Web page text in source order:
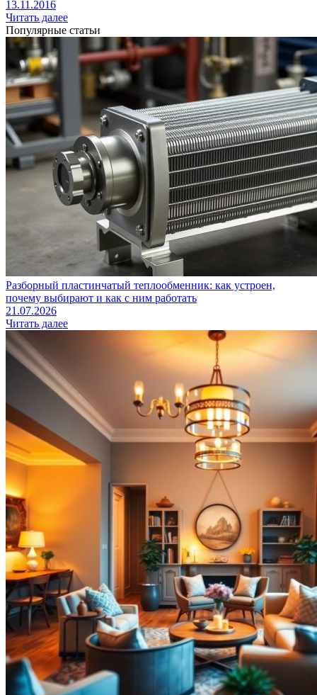
13.11.2016
Читать далее
Популярные статьи
Разборный пластинчатый теплообменник: как устроен,
почему выбирают и как с ним работать
21.07.2026
Читать далее